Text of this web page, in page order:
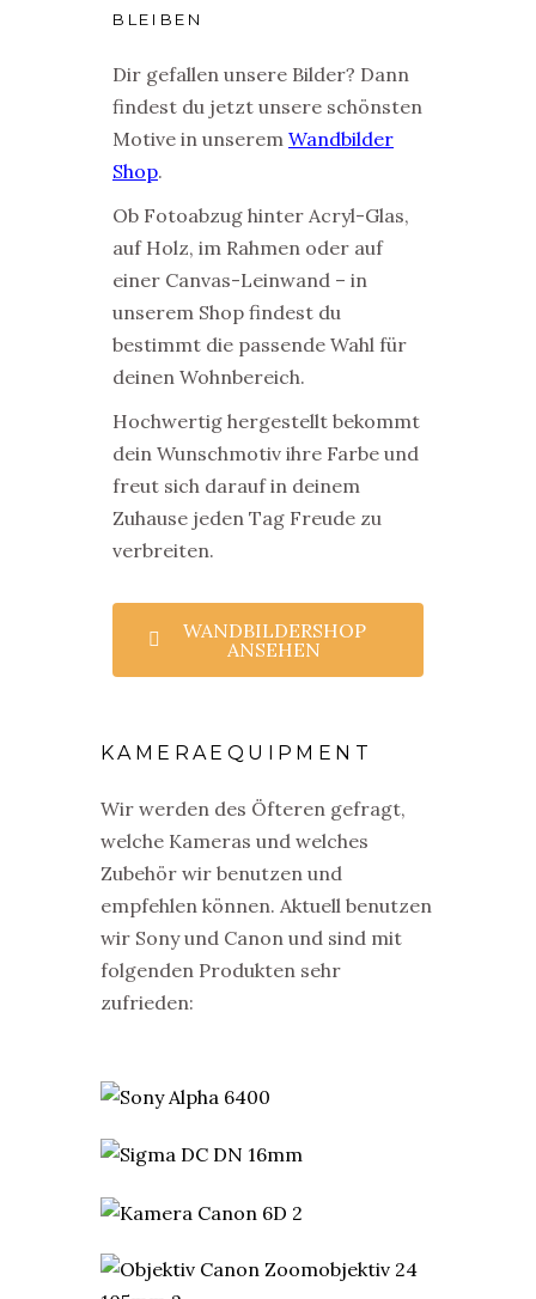
BLEIBEN
Dir gefallen unsere Bilder? Dann
findest du jetzt unsere schönsten
Motive in unserem Wandbilder
Shop.
Ob Fotoabzug hinter Acryl-Glas,
auf Holz, im Rahmen oder auf
einer Canvas-Leinwand – in
unserem Shop findest du
bestimmt die passende Wahl für
deinen Wohnbereich.
Hochwertig hergestellt bekommt
dein Wunschmotiv ihre Farbe und
freut sich darauf in deinem
Zuhause jeden Tag Freude zu
verbreiten.
WANDBILDERSHOP
ANSEHEN
KAMERAEQUIPMENT
Wir werden des Öfteren gefragt,
welche Kameras und welches
Zubehör wir benutzen und
empfehlen können. Aktuell benutzen
wir Sony und Canon und sind mit
folgenden Produkten sehr
zufrieden: